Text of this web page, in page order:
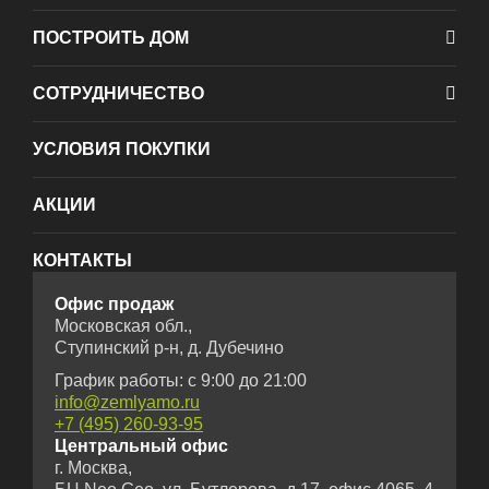
ПОСТРОИТЬ ДОМ
СОТРУДНИЧЕСТВО
УСЛОВИЯ ПОКУПКИ
АКЦИИ
КОНТАКТЫ
Офис продаж
Московская обл.,
Ступинский р-н, д. Дубечино
График работы: с 9:00 до 21:00
info@zemlyamo.ru
+7 (495) 260-93-95
Центральный офис
г. Москва,